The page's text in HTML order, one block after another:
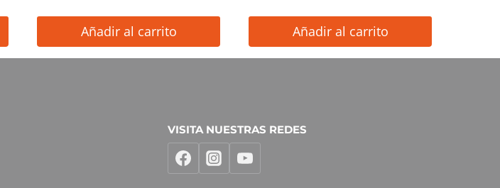
Añadir al carrito Añadir al carrito
VISITA NUESTRAS REDES